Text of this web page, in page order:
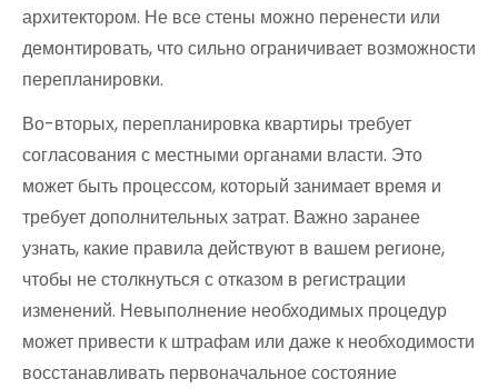
архитектором. Не все стены можно перенести или
демонтировать, что сильно ограничивает возможности
перепланировки.
Во-вторых, перепланировка квартиры требует
согласования с местными органами власти. Это
может быть процессом, который занимает время и
требует дополнительных затрат. Важно заранее
узнать, какие правила действуют в вашем регионе,
чтобы не столкнуться с отказом в регистрации
изменений. Невыполнение необходимых процедур
может привести к штрафам или даже к необходимости
восстанавливать первоначальное состояние